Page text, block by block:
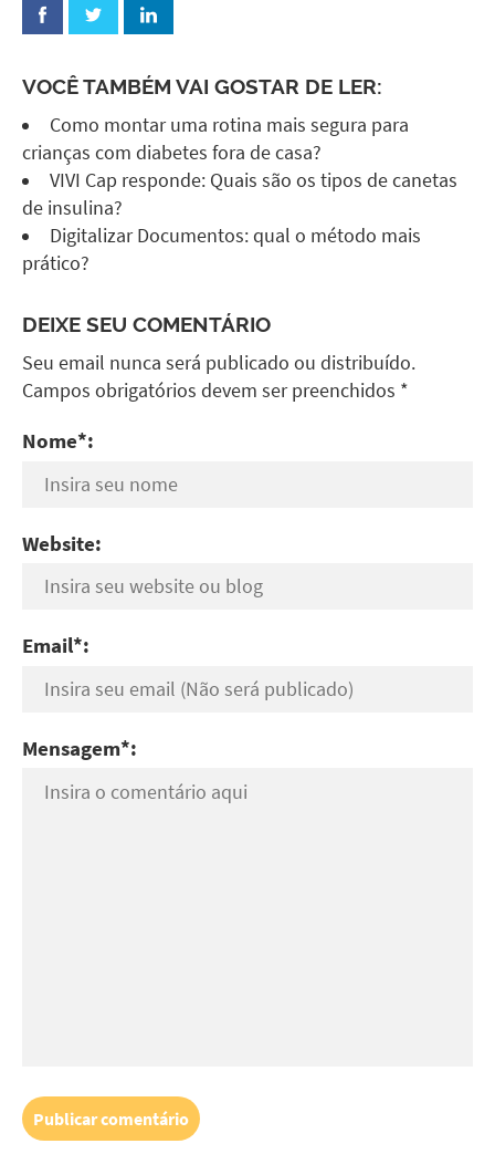
VOCÊ TAMBÉM VAI GOSTAR DE LER:
Como montar uma rotina mais segura para
crianças com diabetes fora de casa?
VIVI Cap responde: Quais são os tipos de canetas
de insulina?
Digitalizar Documentos: qual o método mais
prático?
DEIXE SEU COMENTÁRIO
Seu email nunca será publicado ou distribuído.
Campos obrigatórios devem ser preenchidos *
Nome*:
Website:
Email*:
Mensagem*: